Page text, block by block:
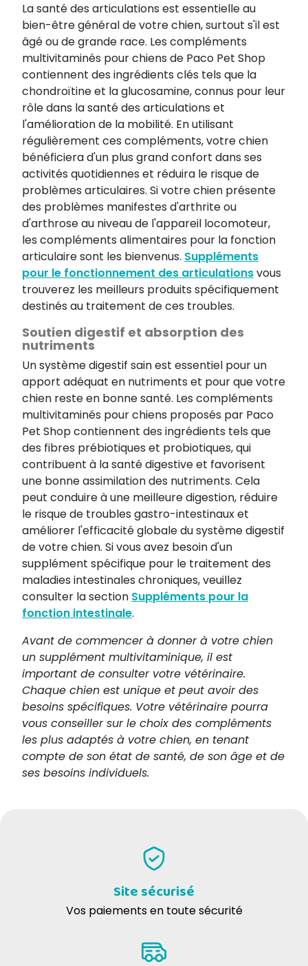
La santé des articulations est essentielle au
bien-être général de votre chien, surtout s'il est
âgé ou de grande race. Les compléments
multivitaminés pour chiens de Paco Pet Shop
contiennent des ingrédients clés tels que la
chondroïtine et la glucosamine, connus pour leur
rôle dans la santé des articulations et
l'amélioration de la mobilité. En utilisant
régulièrement ces compléments, votre chien
bénéficiera d'un plus grand confort dans ses
activités quotidiennes et réduira le risque de
problèmes articulaires. Si votre chien présente
des problèmes manifestes d'arthrite ou
d'arthrose au niveau de l'appareil locomoteur,
les compléments alimentaires pour la fonction
articulaire sont les bienvenus. Suppléments
pour le fonctionnement des articulationsvous
trouverez les meilleurs produits spécifiquement
destinés au traitement de ces troubles.
Soutien digestif et absorption des
nutriments
Un système digestif sain est essentiel pour un
apport adéquat en nutriments et pour que votre
chien reste en bonne santé. Les compléments
multivitaminés pour chiens proposés par Paco
Pet Shop contiennent des ingrédients tels que
des fibres prébiotiques et probiotiques, qui
contribuent à la santé digestive et favorisent
une bonne assimilation des nutriments. Cela
peut conduire à une meilleure digestion, réduire
le risque de troubles gastro-intestinaux et
améliorer l'efficacité globale du système digestif
de votre chien. Si vous avez besoin d'un
supplément spécifique pour le traitement des
maladies intestinales chroniques, veuillez
consulter la section Suppléments pour la
fonction intestinale.
Avant de commencer à donner à votre chien
un supplément multivitaminique, il est
important de consulter votre vétérinaire.
Chaque chien est unique et peut avoir des
besoins spécifiques. Votre vétérinaire pourra
vous conseiller sur le choix des compléments
les plus adaptés à votre chien, en tenant
compte de son état de santé, de son âge et de
ses besoins individuels.
Site sécurisé
Vos paiements en toute sécurité